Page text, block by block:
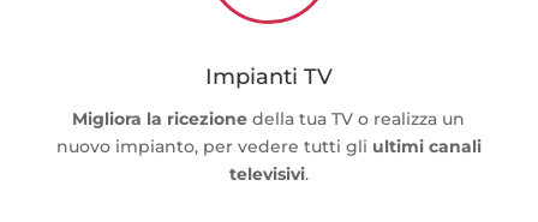
Impianti TV
Migliora la ricezione della tua TV o realizza un
nuovo impianto, per vedere tutti gli ultimi canali
televisivi.